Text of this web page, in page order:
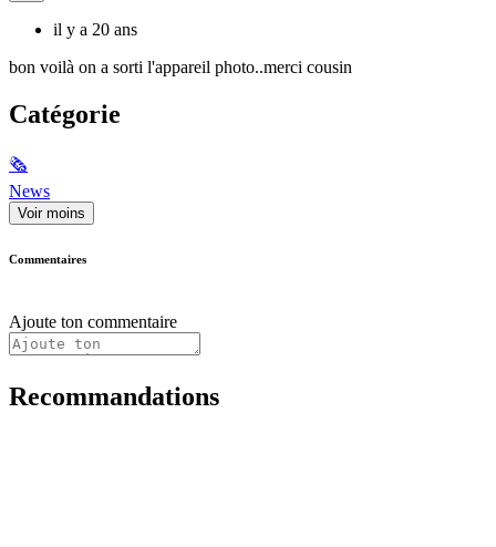
il y a 20 ans
bon voilà on a sorti l'appareil photo..merci cousin
Catégorie
🗞
News
Voir moins
Commentaires
Ajoute ton commentaire
Recommandations